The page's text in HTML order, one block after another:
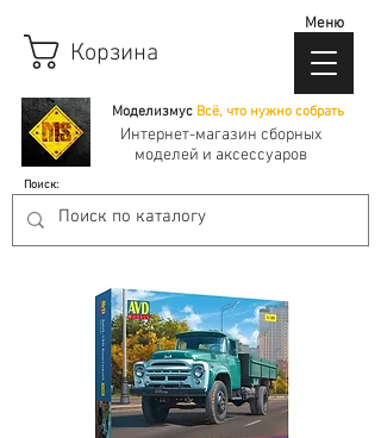
Моделизмус Всё, что нужно собрать
Корзина
Интернет-магазин сборных
моделей и аксессуаров
Поиск:
Меню